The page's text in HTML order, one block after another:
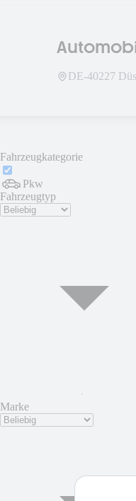
DE-40227
Fahrzeugkategorie
Pkw
Fahrzeugtyp
Marke